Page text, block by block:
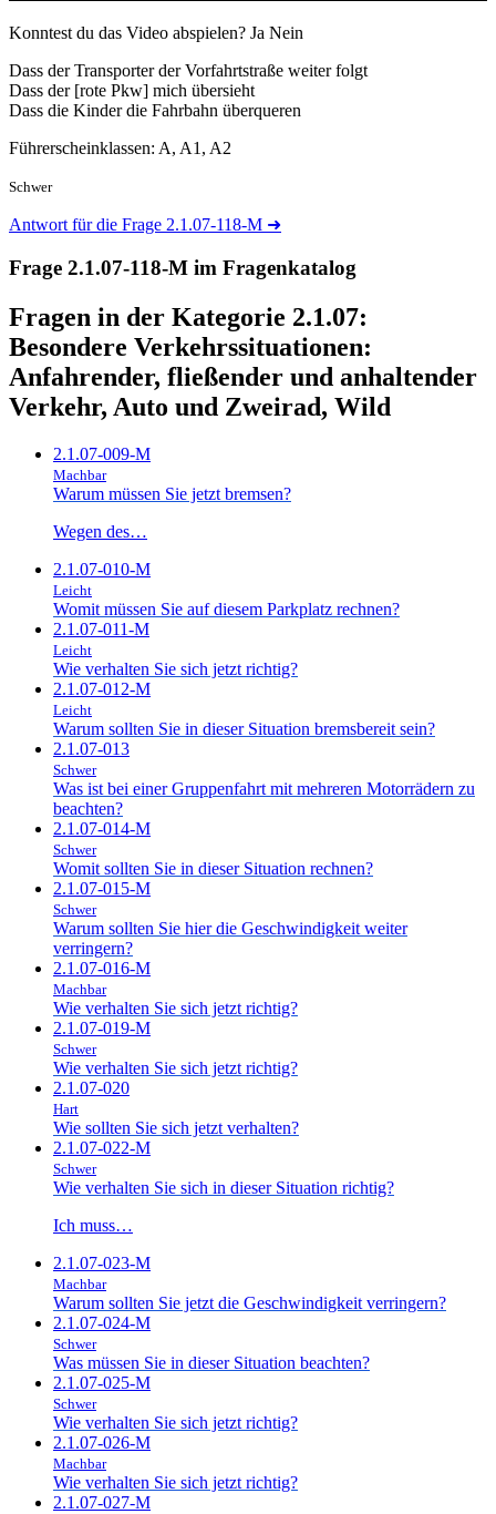
Konntest du das Video abspielen? Ja Nein
Dass der Transporter der Vorfahrtstraße weiter folgt
Dass der [rote Pkw] mich übersieht
Dass die Kinder die Fahrbahn überqueren
Führerscheinklassen: A, A1, A2
Schwer
Antwort für die Frage 2.1.07-118-M ➜
Frage 2.1.07-118-M im Fragenkatalog
Fragen in der Kategorie 2.1.07:
Besondere Verkehrssituationen:
Anfahrender, fließender und anhaltender
Verkehr, Auto und Zweirad, Wild
2.1.07-009-M
Machbar
Warum müssen Sie jetzt bremsen?
Wegen des…
2.1.07-010-M
Leicht
Womit müssen Sie auf diesem Parkplatz rechnen?
2.1.07-011-M
Leicht
Wie verhalten Sie sich jetzt richtig?
2.1.07-012-M
Leicht
Warum sollten Sie in dieser Situation bremsbereit sein?
2.1.07-013
Schwer
Was ist bei einer Gruppenfahrt mit mehreren Motorrädern zu
beachten?
2.1.07-014-M
Schwer
Womit sollten Sie in dieser Situation rechnen?
2.1.07-015-M
Schwer
Warum sollten Sie hier die Geschwindigkeit weiter
verringern?
2.1.07-016-M
Machbar
Wie verhalten Sie sich jetzt richtig?
2.1.07-019-M
Schwer
Wie verhalten Sie sich jetzt richtig?
2.1.07-020
Hart
Wie sollten Sie sich jetzt verhalten?
2.1.07-022-M
Schwer
Wie verhalten Sie sich in dieser Situation richtig?
Ich muss…
2.1.07-023-M
Machbar
Warum sollten Sie jetzt die Geschwindigkeit verringern?
2.1.07-024-M
Schwer
Was müssen Sie in dieser Situation beachten?
2.1.07-025-M
Schwer
Wie verhalten Sie sich jetzt richtig?
2.1.07-026-M
Machbar
Wie verhalten Sie sich jetzt richtig?
2.1.07-027-M